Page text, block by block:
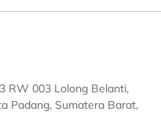
RW 003 Lolong Belanti,
Padang, Sumatera Barat,